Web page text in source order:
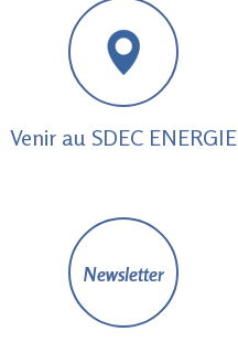
Venir au SDEC ENERGIE
Newsletter